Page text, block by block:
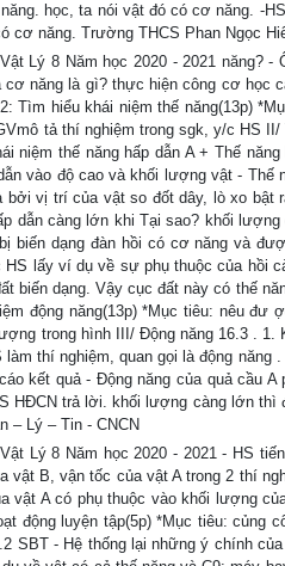
học, ta nói vật đó có cơ năng. -
cơ năng. Trường THCS Phan Ngọc
Lý 8 Năm học 2020 - 2021
năng là gì? thực hiện công cơ học
Tìm hiểu khái niệm thế năng(13p)
tả thí nghiệm trong sgk, y/c HS
niệm thế năng hấp dẫn A + Thế
vào độ cao và khối lượng vật -
bởi vị trí của vật so đốt dây, lò xo bật
dẫn càng lớn khi Tại sao? khối
biến dạng đàn hồi có cơ năng và
HS lấy ví dụ về sự phụ thuộc của hồi
biến dạng. Vậy cục đất này có thế
động năng(13p) *Mục tiêu: nêu
trong hình III/ Động năng 16.3 .
làm thí nghiệm, quan gọi là động
kết quả - Động năng của quả cầu
HĐCN trả lời. khối lượng càng lớn
– Lý – Tin - CNCN
Lý 8 Năm học 2020 - 2021 - HS
vật B, vận tốc của vật A trong 2 thí
vật A có phụ thuộc vào khối lượng
động luyện tập(5p) *Mục tiêu: củng
SBT - Hệ thống lại những ý chính